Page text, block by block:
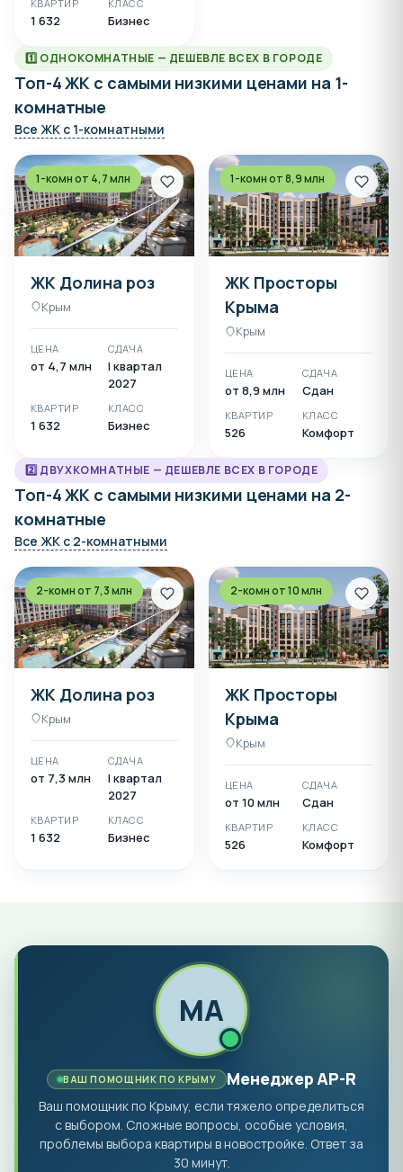
КВАРТИР
1 632
КЛАСС
Бизнес
1️⃣ ОДНОКОМНАТНЫЕ — ДЕШЕВЛЕ ВСЕХ В ГОРОДЕ
Топ-4 ЖК с самыми низкими ценами на 1-
комнатные
Все ЖК с 1-комнатными
1-комн от 4,7 млн
ЖК Долина роз
Крым
ЦЕНА
от 4,7 млн
СДАЧА
I квартал
2027
КВАРТИР
1 632
КЛАСС
Бизнес
1-комн от 8,9 млн
ЖК Просторы
Крыма
Крым
ЦЕНА
от 8,9 млн
СДАЧА
Сдан
КВАРТИР
526
КЛАСС
Комфорт
2️⃣ ДВУХКОМНАТНЫЕ — ДЕШЕВЛЕ ВСЕХ В ГОРОДЕ
Топ-4 ЖК с самыми низкими ценами на 2-
комнатные
Все ЖК с 2-комнатными
2-комн от 7,3 млн
ЖК Долина роз
Крым
ЦЕНА
от 7,3 млн
СДАЧА
I квартал
2027
КВАРТИР
1 632
КЛАСС
Бизнес
2-комн от 10 млн
ЖК Просторы
Крыма
Крым
ЦЕНА
от 10 млн
СДАЧА
Сдан
КВАРТИР
526
КЛАСС
Комфорт
МA
ВАШ ПОМОЩНИК ПО КРЫМУ Менеджер AP-R
Ваш помощник по Крыму, если тяжело определиться
с выбором. Сложные вопросы, особые условия,
проблемы выбора квартиры в новостройке. Ответ за
30 минут.